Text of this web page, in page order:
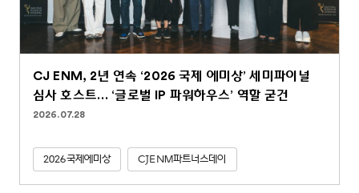
CJ ENM, 2년 연속 ‘2026 국제 에미상’ 세미파이널
심사 호스트… ‘글로벌 IP 파워하우스’ 역할 굳건
2026.07.28
2026국제에미상 CJENM파트너스데이